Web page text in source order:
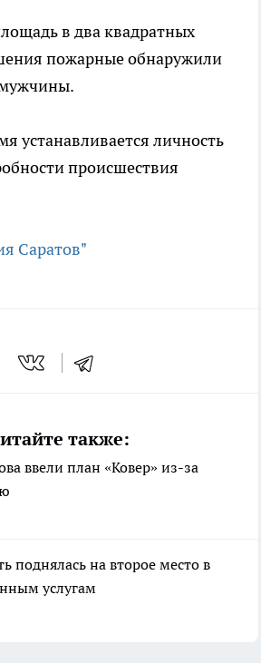
в два квадратных
пожарные обнаружили
устанавливается личность
происшествия
Саратов"
также:
ввели план «Ковер» из-за
поднялась на второе место в
услугам